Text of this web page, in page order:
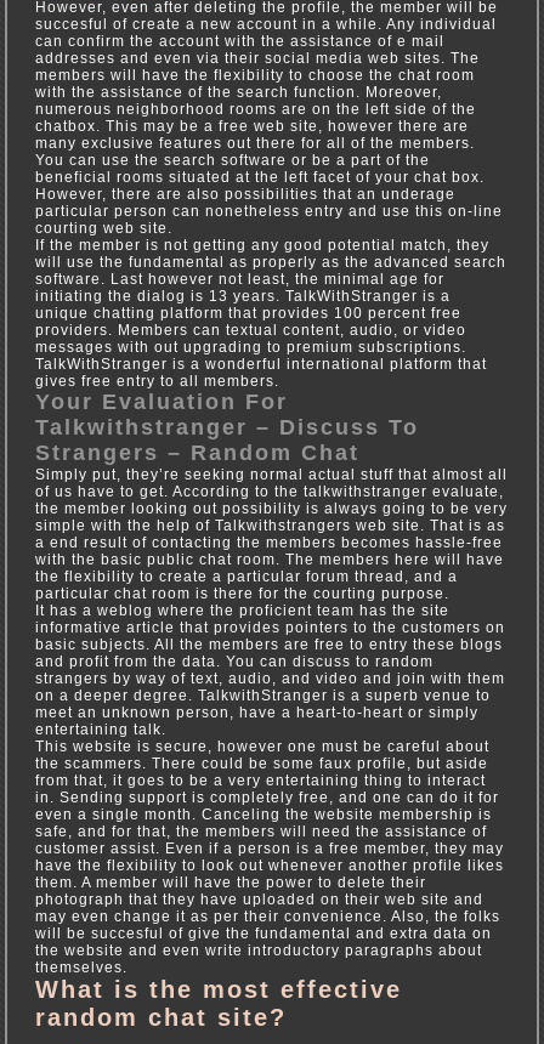
However, even after deleting the profile, the member will be
succesful of create a new account in a while. Any individual
can confirm the account with the assistance of e mail
addresses and even via their social media web sites. The
members will have the flexibility to choose the chat room
with the assistance of the search function. Moreover,
numerous neighborhood rooms are on the left side of the
chatbox. This may be a free web site, however there are
many exclusive features out there for all of the members.
You can use the search software or be a part of the
beneficial rooms situated at the left facet of your chat box.
However, there are also possibilities that an underage
particular person can nonetheless entry and use this on-line
courting web site.
If the member is not getting any good potential match, they
will use the fundamental as properly as the advanced search
software. Last however not least, the minimal age for
initiating the dialog is 13 years. TalkWithStranger is a
unique chatting platform that provides 100 percent free
providers. Members can textual content, audio, or video
messages with out upgrading to premium subscriptions.
TalkWithStranger is a wonderful international platform that
gives free entry to all members.
Your Evaluation For
Talkwithstranger – Discuss To
Strangers – Random Chat
Simply put, they’re seeking normal actual stuff that almost all
of us have to get. According to the talkwithstranger evaluate,
the member looking out possibility is always going to be very
simple with the help of Talkwithstrangers web site. That is as
a end result of contacting the members becomes hassle-free
with the basic public chat room. The members here will have
the flexibility to create a particular forum thread, and a
particular chat room is there for the courting purpose.
It has a weblog where the proficient team has the site
informative article that provides pointers to the customers on
basic subjects. All the members are free to entry these blogs
and profit from the data. You can discuss to random
strangers by way of text, audio, and video and join with them
on a deeper degree. TalkwithStranger is a superb venue to
meet an unknown person, have a heart-to-heart or simply
entertaining talk.
This website is secure, however one must be careful about
the scammers. There could be some faux profile, but aside
from that, it goes to be a very entertaining thing to interact
in. Sending support is completely free, and one can do it for
even a single month. Canceling the website membership is
safe, and for that, the members will need the assistance of
customer assist. Even if a person is a free member, they may
have the flexibility to look out whenever another profile likes
them. A member will have the power to delete their
photograph that they have uploaded on their web site and
may even change it as per their convenience. Also, the folks
will be succesful of give the fundamental and extra data on
the website and even write introductory paragraphs about
themselves.
What is the most effective
random chat site?